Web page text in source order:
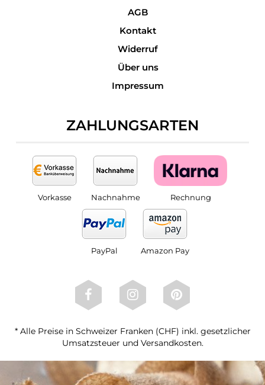
AGB
Kontakt
Widerruf
Über uns
Impressum
ZAHLUNGSARTEN
Vorkasse Nachnahme Rechnung
PayPal Amazon Pay
* Alle Preise in Schweizer Franken (CHF) inkl. gesetzlicher
Umsatzsteuer und Versandkosten.